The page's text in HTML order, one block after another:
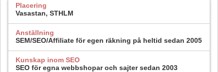
Placering
Vasastan, STHLM
Anställning
SEM/SEO/Affiliate för egen räkning på heltid sedan 2005
Kunskap inom SEO
SEO för egna webbshopar och sajter sedan 2003